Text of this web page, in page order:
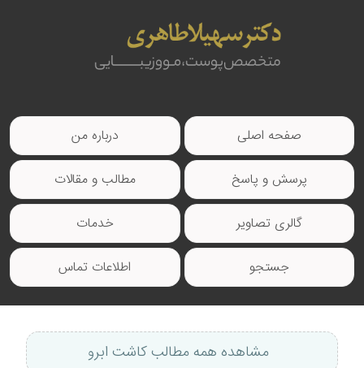
صفحه اصلی درباره من
پرسش و پاسخ مطالب و مقالات
گالری تصاویر خدمات
جستجو اطلاعات تماس
مشاهده همه مطالب کاشت ابرو